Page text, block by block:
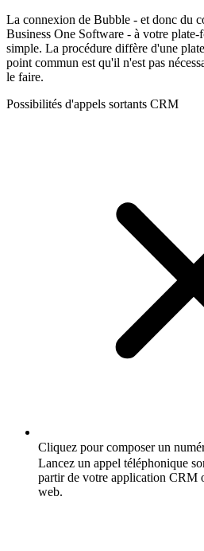
La connexion de Bubble - et donc du
Business One Software - à votre plate-
simple. La procédure diffère d'une
point commun est qu'il n'est pas
le faire.
Possibilités d'appels sortants CRM
Cliquez pour composer un
Lancez un appel téléphonique
partir de votre application CRM
web.